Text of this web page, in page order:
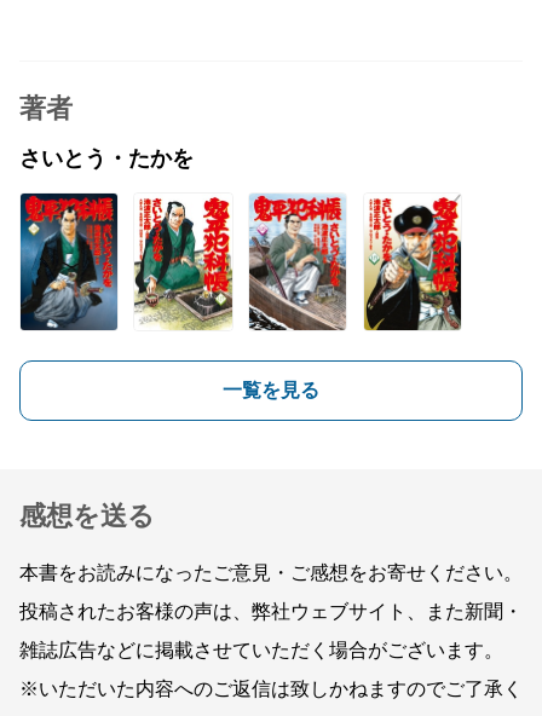
著者
さいとう・たかを
一覧を見る
感想を送る
本書をお読みになったご意見・ご感想をお寄せください。
投稿されたお客様の声は、弊社ウェブサイト、また新聞・
雑誌広告などに掲載させていただく場合がございます。
※いただいた内容へのご返信は致しかねますのでご了承く